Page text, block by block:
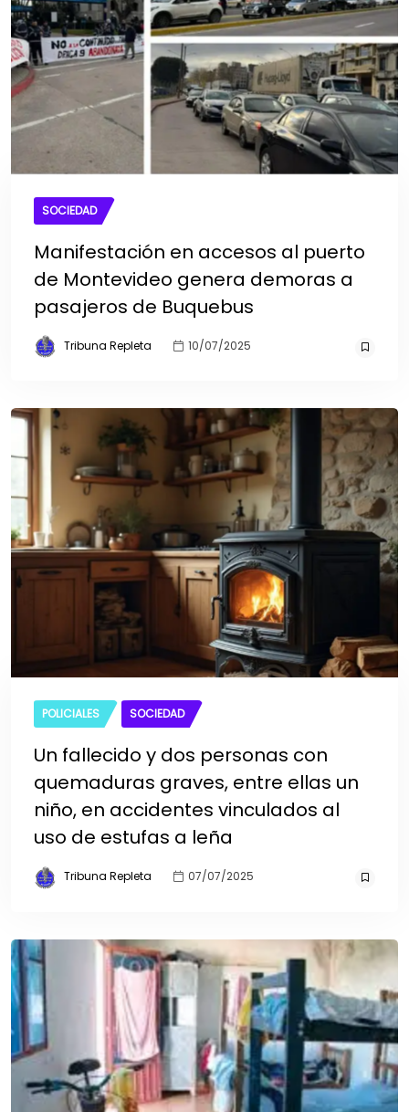
SOCIEDAD
Manifestación en accesos al puerto
de Montevideo genera demoras a
pasajeros de Buquebus
Tribuna Repleta 10/07/2025
POLICIALES SOCIEDAD
Un fallecido y dos personas con
quemaduras graves, entre ellas un
niño, en accidentes vinculados al
uso de estufas a leña
Tribuna Repleta 07/07/2025